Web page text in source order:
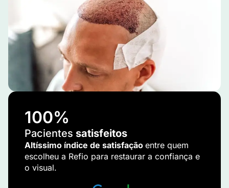
100%
Pacientes satisfeitos
Altíssimo índice de satisfação entre quem
escolheu a Refio para restaurar a confiança e
o visual.